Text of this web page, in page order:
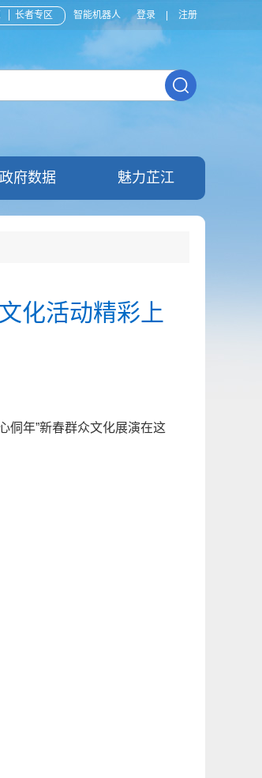
长者专区 智能机器人 登录 注册
政府数据 魅力芷江
化活动精彩上
侗年”新春群众文化展演在这